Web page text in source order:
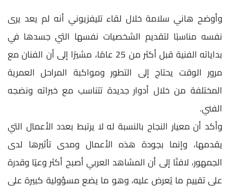
وأوضح هاني سلامة خلال لقاء تليفزيوني أنه لم يعد يرى
نفسه مناسبًا لتقديم الشخصيات نفسها التي جسدها في
بداياته الفنية قبل أكثر من 25 عامًا، مشيرًا إلى أن الفنان مع
مرور الوقت يحتاج إلى التطور ومواكبة المراحل العمرية
المختلفة من خلال أدوار جديدة تتناسب مع خبراته ونضجه
الفني.
وأكد أن معيار النجاح بالنسبة له لا يرتبط بعدد الأعمال التي
يقدمها، وإنما بجودة هذه الأعمال ومدى تأثيرها لدى
الجمهور، لافتًا إلى أن المشاهد العربي أصبح أكثر وعيًا وقدرة
على تقييم ما يُعرض عليه، وهو ما يضع مسؤولية كبيرة على